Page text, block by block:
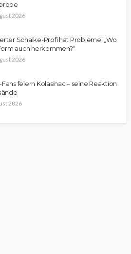
2026
Schalke-Profi hat Probleme: „Wo
auch herkommen?“
2026
feiern Kolasinac – seine Reaktion
2026